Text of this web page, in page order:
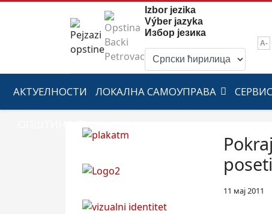
Izbor jezika
Výber jazyka
Избор језика
A-
АКТУЕЛНОСТИ ЛОКАЛНА САМОУПРАВА
11 мај 2011